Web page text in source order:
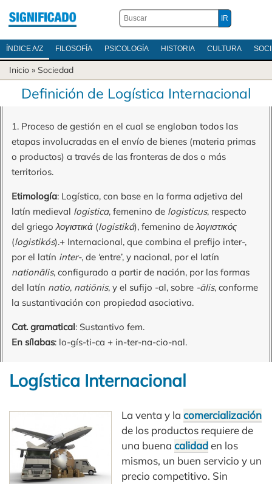
ÍNDICE A/Z FILOSOFÍA PSICOLOGÍA HISTORIA CULTURA
Inicio » Sociedad
Definición de Logística Internacional
1. Proceso de gestión en el cual se engloban todos las
etapas involucradas en el envío de bienes (materia primas
o productos) a través de las fronteras de dos o más
territorios.
Etimología: Logística, con base en la forma adjetiva del
latín medieval logistica, femenino de logisticus, respecto
del griegoλογιστικά (logistiká), femenino deλογιστικός
(logistikós).+ Internacional, que combina el prefijo inter-,
por el latín inter-, de ‘entre’, y nacional, por el latín
nationālis, configurado a partir de nación, por las formas
del latín natio, natiōnis, y el sufijo -al, sobre -ālis, conforme
la sustantivación con propiedad asociativa.
Cat. gramatical: Sustantivo fem.
En sílabas: lo-gís-ti-ca + in-ter-na-cio-nal.
Logística Internacional
La venta y lacomercialización
de los productos requiere de
una buenacalidaden los
mismos, un buen servicio y un
precio competitivo. Sin